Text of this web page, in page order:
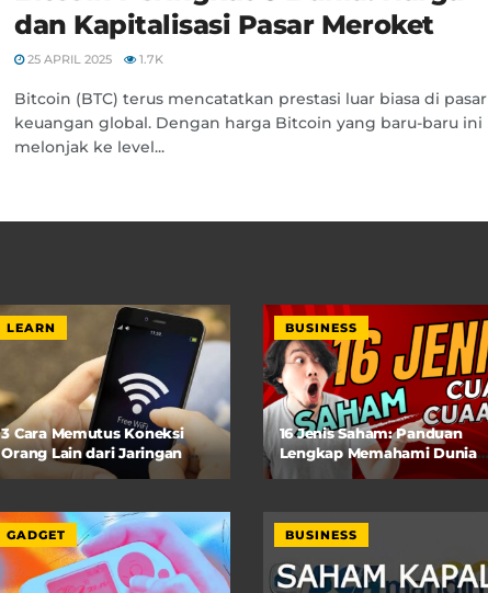
dan Kapitalisasi Pasar Meroket
25 APRIL 2025 1.7K
Bitcoin (BTC) terus mencatatkan prestasi luar biasa di pasar
keuangan global. Dengan harga Bitcoin yang baru-baru ini
melonjak ke level...
LEARN
3 Cara Memutus Koneksi
Orang Lain dari Jaringan Wi-
BUSINESS
16 Jenis Saham: Panduan
Lengkap Memahami Dunia
GADGET BUSINESS